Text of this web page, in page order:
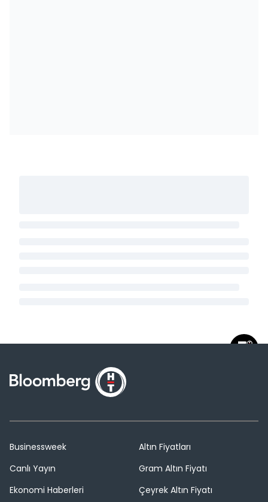
Businessweek
Canlı Yayın
Ekonomi Haberleri
Altın Fiyatları
Gram Altın Fiyatı
Çeyrek Altın Fiyatı